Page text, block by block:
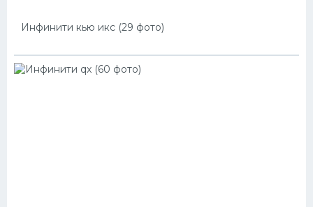
Инфинити кью икс (29 фото)